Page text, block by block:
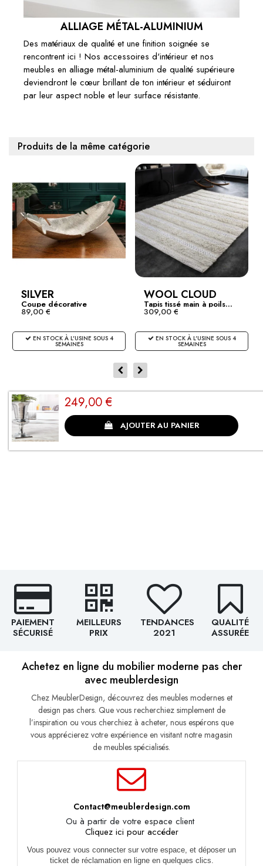
ALLIAGE MÉTAL-ALUMINIUM
Des matériaux de qualité et une finition soignée se
rencontrent ici ! Nos accessoires d'intérieur et nos
meubles en alliage métal-aluminium de qualité supérieure
deviendront le cœur brillant de ton intérieur et séduiront
par leur aspect noble et leur surface résistante.
Produits de la même catégorie
SILVER
Coupe décorative
design...
89,00 €
EN STOCK À L'USINE SOUS 4
SEMAINES
WOOL CLOUD
Tapis tissé main à poils...
309,00 €
EN STOCK À L'USINE SOUS 4
SEMAINES
249,00 €
AJOUTER AU PANIER
CLIENTS SATISFAITS
PAIEMENT
SÉCURISÉ
MEILLEURS
PRIX
TENDANCES
2021
QUALITÉ
ASSURÉE
Achetez en ligne du mobilier moderne pas cher
avec meublerdesign
Chez MeublerDesign, découvrez des meubles modernes et
design pas chers. Que vous recherchiez simplement de
l’inspiration ou vous cherchiez à acheter, nous espérons que
vous apprécierez votre expérience en visitant notre magasin
de meubles spécialisés.
Contact@meublerdesign.com
Ou à partir de votre espace client
Cliquez ici pour accéder
Vous pouvez vous connecter sur votre espace, et déposer un
ticket de réclamation en ligne en quelques clics.